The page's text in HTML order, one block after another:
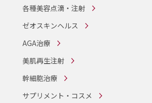
各種美容点滴・注射
ゼオスキンヘルス
AGA治療
美肌再生注射
幹細胞治療
サプリメント・コスメ